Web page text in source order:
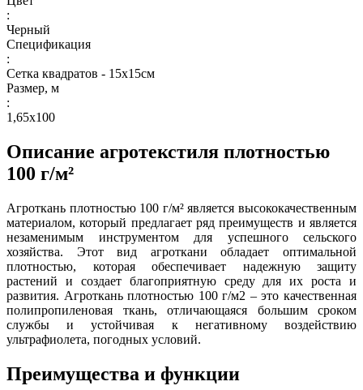
:
Черный
Спецификация
:
Сетка квадратов - 15х15см
Размер, м
:
1,65х100
Описание агротекстиля плотностью
100 г/м²
Агроткань плотностью 100 г/м² является высококачественным
материалом, который предлагает ряд преимуществ и является
незаменимым инструментом для успешного сельского
хозяйства. Этот вид агроткани обладает оптимальной
плотностью, которая обеспечивает надежную защиту
растений и создает благоприятную среду для их роста и
развития. Агроткань плотностью 100 г/м2 – это качественная
полипропиленовая ткань, отличающаяся большим сроком
службы и устойчивая к негативному воздействию
ультрафиолета, погодных условий.
Преимущества и функции